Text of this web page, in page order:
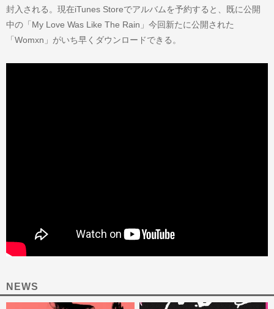
封入される。現在iTunes Storeでアルバムを予約すると、既に公開
中の「My Love Was Like The Rain」今回新たに公開された
「Womxn」がいち早くダウンロードできる。
NEWS